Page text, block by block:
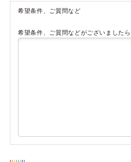
希望条件、ご質問など
希望条件、ご質問などがございましたら